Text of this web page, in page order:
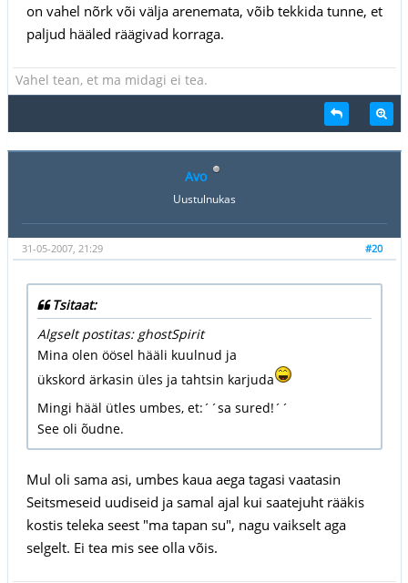
on vahel nõrk või välja arenemata, võib tekkida tunne, et
paljud hääled räägivad korraga.
Vahel tean, et ma midagi ei tea.
Avo
Uustulnukas
#20
31-05-2007, 21:29
Tsitaat:
Algselt postitas: ghostSpirit
Mina olen öösel hääli kuulnud ja
ükskord ärkasin üles ja tahtsin karjuda
Mingi hääl ütles umbes, et:´´sa sured!´´
See oli õudne.
Mul oli sama asi, umbes kaua aega tagasi vaatasin
Seitsmeseid uudiseid ja samal ajal kui saatejuht rääkis
kostis teleka seest "ma tapan su", nagu vaikselt aga
selgelt. Ei tea mis see olla võis.